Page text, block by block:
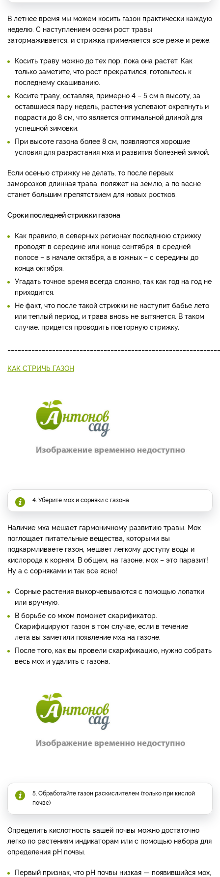
В летнее время мы можем косить газон практически каждую
неделю. С наступлением осени рост травы
затормаживается, и стрижка применяется все реже и реже.
Косить траву можно до тех пор, пока она растет. Как
только заметите, что рост прекратился, готовьтесь к
последнему скашиванию.
Косите траву, оставляя, примерно 4 – 5 см в высоту, за
оставшиеся пару недель, растения успевают окрепнуть и
подрасти до 8 см, что является оптимальной длиной для
успешной зимовки.
При высоте газона более 8 см, появляются хорошие
условия для разрастания мха и развития болезней зимой.
Если осенью стрижку не делать, то после первых
заморозков длинная трава, поляжет на землю, а по весне
станет большим препятствием для новых ростков.
Сроки последней стрижки газона
Как правило, в северных регионах последнюю стрижку
проводят в середине или конце сентября, в средней
полосе – в начале октября, а в южных – с середины до
конца октября.
Угадать точное время всегда сложно, так как год на год не
приходится.
Не факт, что после такой стрижки не наступит бабье лето
или теплый период, и трава вновь не вытянется. В таком
случае. придется проводить повторную стрижку.
КАК СТРИЧЬ ГАЗОН
4. Уберите мох и сорняки с газона
Наличие мха мешает гармоничному развитию травы. Мох
поглощает питательные вещества, которыми вы
подкармливаете газон, мешает легкому доступу воды и
кислорода к корням. В общем, на газоне, мох – это паразит!
Ну а с сорняками и так все ясно!
Сорные растения выкорчевываются с помощью лопатки
или вручную.
В борьбе со мхом поможет скарификатор.
Скарифицируют газон в том случае, если в течение
лета вы заметили появление мха на газоне.
После того, как вы провели скарификацию, нужно собрать
весь мох и удалить с газона.
5. Обработайте газон раскислителем (только при кислой
почве)
Определить кислотность вашей почвы можно достаточно
легко по растениям индикаторам или с помощью набора для
определения pH почвы.
Первый признак, что pH почвы низкая — появившийся мох,